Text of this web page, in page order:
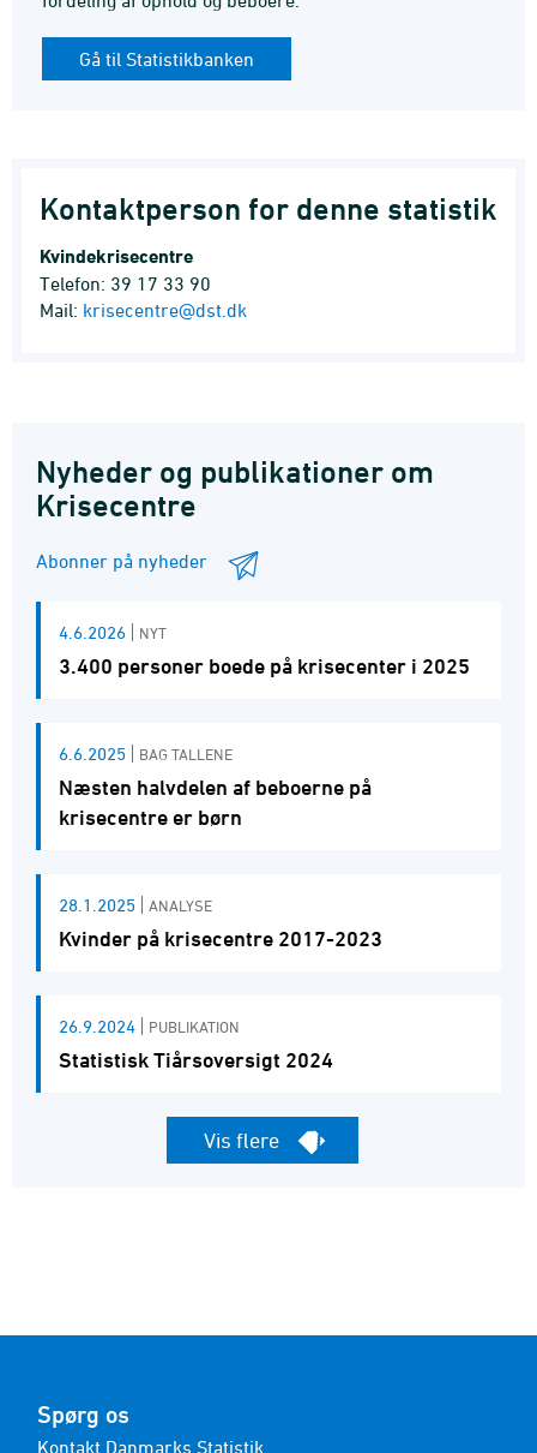
Gå til Statistikbanken
Kontaktperson for denne statistik
Kvindekrisecentre
Telefon: 39 17 33 90
Mail: krisecentre@dst.dk
Nyheder og publikationer om
Krisecentre
Abonner på nyheder
4.6.2026 NYT
3.400 personer boede på krisecenter i 2025
6.6.2025 BAG TALLENE
Næsten halvdelen af beboerne på
krisecentre er børn
28.1.2025 ANALYSE
Kvinder på krisecentre 2017-2023
26.9.2024 PUBLIKATION
Statistisk Tiårsoversigt 2024
Vis flere
Spørg os
Kontakt Danmarks Statistik